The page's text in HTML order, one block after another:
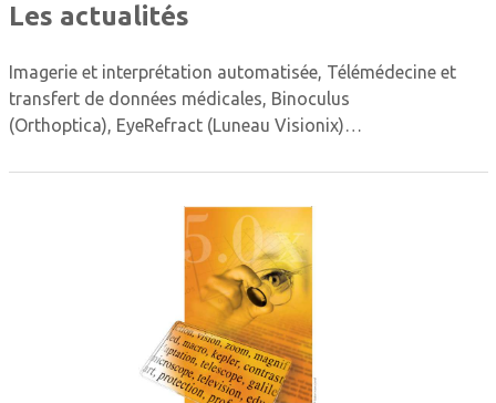
Les actualités
Imagerie et interprétation automatisée, Télémédecine et
transfert de données médicales, Binoculus
(Orthoptica), EyeRefract (Luneau Visionix)…